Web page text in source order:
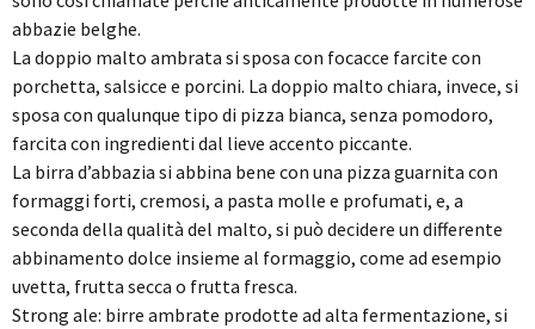
abbazie belghe.
La doppio malto ambrata si sposa con focacce farcite con
porchetta, salsicce e porcini. La doppio malto chiara, invece, si
sposa con qualunque tipo di pizza bianca, senza pomodoro,
farcita con ingredienti dal lieve accento piccante.
La birra d’abbazia si abbina bene con una pizza guarnita con
formaggi forti, cremosi, a pasta molle e profumati, e, a
seconda della qualità del malto, si può decidere un differente
abbinamento dolce insieme al formaggio, come ad esempio
uvetta, frutta secca o frutta fresca.
Strong ale: birre ambrate prodotte ad alta fermentazione, si